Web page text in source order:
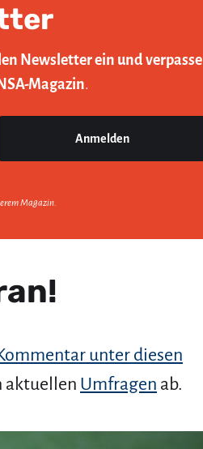
Newsletter ein und verpasse
Magazin.
Magazin.
unter diesen
aktuellen Umfragen ab.